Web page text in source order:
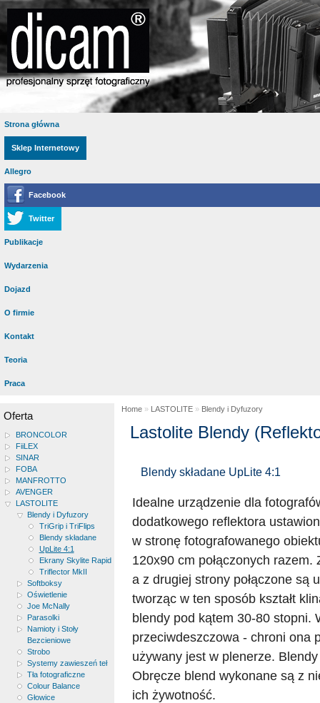
Strona główna
Sklep Internetowy
Allegro
Facebook
Twitter
Publikacje
Wydarzenia
Dojazd
O firmie
Kontakt
Teoria
Praca
Oferta
BRONCOLOR
FiiLEX
SINAR
FOBA
MANFROTTO
AVENGER
LASTOLITE
Blendy i Dyfuzory
TriGrip i TriFlips
Blendy składane
UpLite 4:1
Ekrany Skylite Rapid
Triflector MkII
Softboksy
Oświetlenie
Joe McNally
Parasolki
Namioty i Stoły
Bezcieniowe
Strobo
Systemy zawieszeń teł
Tła fotograficzne
Colour Balance
Głowice
Home » LASTOLITE » Blendy i Dyfuzory
Lastolite Blendy
Blendy składane UpLite 4:1
Idealne urządzenie dla
dodatkowego reflektora
w stronę fotografowanego
120x90 cm połączonych
a z drugiej strony połączone są
tworząc w ten sposób kształt
blendy pod kątem 30-80 stopni.
przeciwdeszczowa - chroni ona
używany jest w plenerze.
Obręcze blend wykonane są z
ich żywotność.